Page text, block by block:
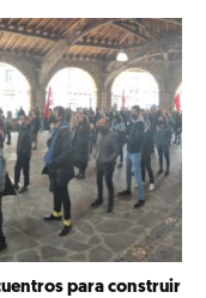
para construir